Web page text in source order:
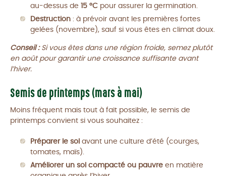
au-dessus de
15 °C pour assurer la germination.
Destruction : à prévoir avant les premières fortes
gelées (novembre), sauf si vous êtes en climat doux.
Conseil :Si vous êtes dans une région froide, semez plutôt
en août pour garantir une croissance suffisante avant
l’hiver.
Semis de printemps (mars à mai)
Moins fréquent mais tout à fait possible, le semis de
printemps convient si vous souhaitez :
Préparer le sol avant une culture d’été (courges,
tomates, maïs).
Améliorer un sol compacté ou pauvre en matière